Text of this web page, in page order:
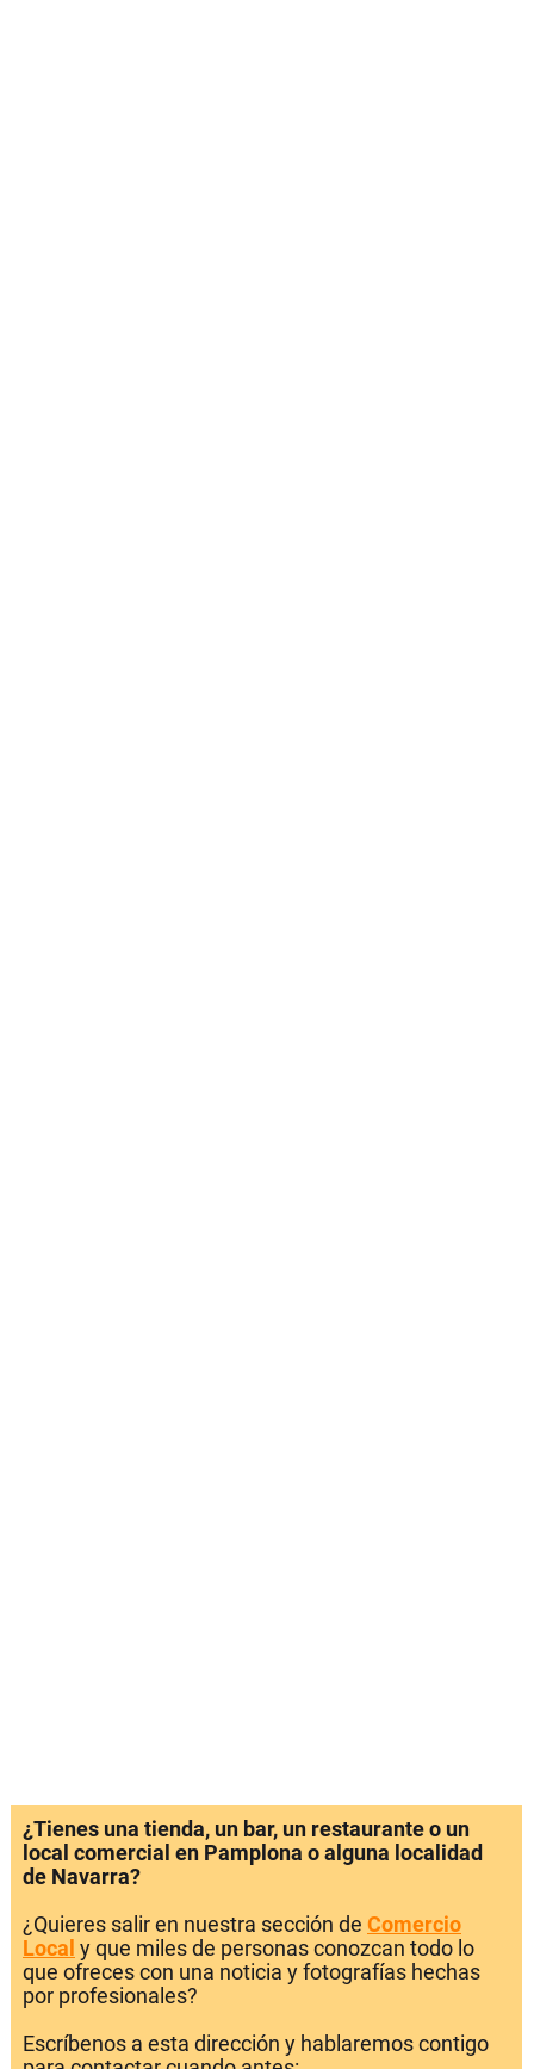
¿Tienes una tienda, un bar, un restaurante o un
local comercial en Pamplona o alguna localidad
de Navarra?
¿Quieres salir en nuestra sección de Comercio
Local y que miles de personas conozcan todo lo
que ofreces con una noticia y fotografías hechas
por profesionales?
Escríbenos a esta dirección y hablaremos contigo